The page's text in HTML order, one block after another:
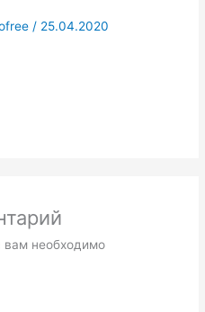
/ 25.04.2020
вам необходимо